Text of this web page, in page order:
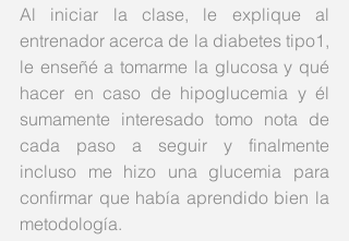
Al iniciar la clase, le explique al
entrenador acerca de la diabetes tipo1,
le enseñé a tomarme la glucosa y qué
hacer en caso de hipoglucemia y él
sumamente interesado tomo nota de
cada paso a seguir y finalmente
incluso me hizo una glucemia para
confirmar que había aprendido bien la
metodología.